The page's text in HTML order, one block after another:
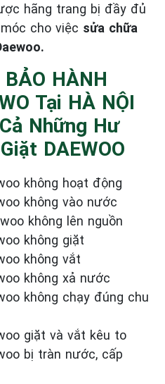
hãng trang bị đầy đủ
cho việc sửa chữa
.
HÀNH
Tại HÀ NỘI
Những Hư
DAEWOO
không hoạt động
không vào nước
không lên nguồn
không giặt
không vắt
không xả nước
không chạy đúng chu
giặt và vắt kêu to
bị tràn nước, cấp